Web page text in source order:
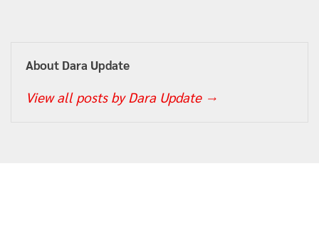
About Dara Update
View all posts by Dara Update →